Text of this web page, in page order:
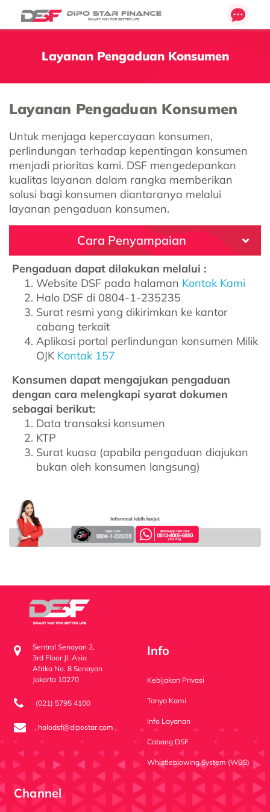
Layanan Pengaduan Konsumen
Layanan Pengaduan Konsumen
Untuk menjaga kepercayaan konsumen,
perlindungan terhadap kepentingan konsumen
menjadi prioritas kami. DSF mengedepankan
kualitas layanan dalam rangka memberikan
solusi bagi konsumen diantaranya melalui
layanan pengaduan konsumen.
Cara Penyampaian
Tindak Lanjut Pengaduan
Alur Proses Pengaduan
Pengaduan dapat dilakukan melalui :
Website DSF pada halaman Kontak Kami
Halo DSF di 0804-1-235235
Surat resmi yang dikirimkan ke kantor
cabang terkait
Aplikasi portal perlindungan konsumen Milik
OJK Kontak 157
Konsumen dapat mengajukan pengaduan
dengan cara melengkapi syarat dokumen
sebagai berikut:
Data transaksi konsumen
KTP
Surat kuasa (apabila pengaduan diajukan
bukan oleh konsumen langsung)
Sentral Senayan 2,
3rd Floor Jl. Asia
Afrika No. 8 Senayan
Jakarta 10270
(021) 5795 4100
halodsf@dipostar.com
Info
Kebijakan Privasi
Tanya Kami
Info Layanan
Cabang DSF
Whistleblowing System (WBS)
Channel